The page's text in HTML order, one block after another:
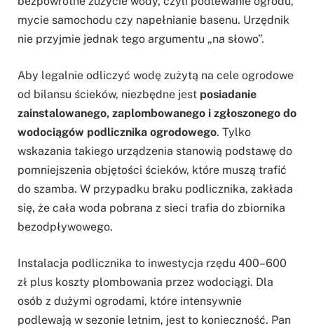
mycie samochodu czy napełnianie basenu. Urzędnik
nie przyjmie jednak tego argumentu „na słowo”.
Aby legalnie odliczyć wodę zużytą na cele ogrodowe
od bilansu ścieków, niezbędne jest posiadanie
zainstalowanego, zaplombowanego i zgłoszonego do
wodociągów podlicznika ogrodowego. Tylko
wskazania takiego urządzenia stanowią podstawę do
pomniejszenia objętości ścieków, które muszą trafić
do szamba. W przypadku braku podlicznika, zakłada
się, że cała woda pobrana z sieci trafia do zbiornika
bezodpływowego.
Instalacja podlicznika to inwestycja rzędu 400–600
zł plus koszty plombowania przez wodociągi. Dla
osób z dużymi ogrodami, które intensywnie
podlewają w sezonie letnim, jest to konieczność. Pan